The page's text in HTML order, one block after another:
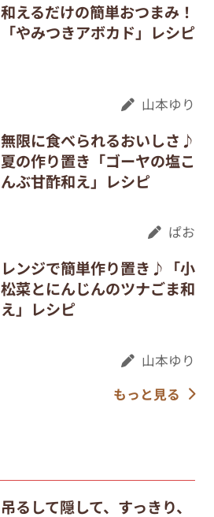
和えるだけの簡単おつまみ！
「やみつきアボカド」レシピ
山本ゆり
無限に食べられるおいしさ♪
夏の作り置き「ゴーヤの塩こ
んぶ甘酢和え」レシピ
ぱお
レンジで簡単作り置き♪「小
松菜とにんじんのツナごま和
え」レシピ
山本ゆり
もっと見る
吊るして隠して、すっきり、